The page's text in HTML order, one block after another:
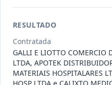
Credenciamento
Situação :
RESULTADO
Contratada
GALLI E LIOTTO COMERCIO
LTDA, APOTEK
MATERIAIS HOSPITALARES